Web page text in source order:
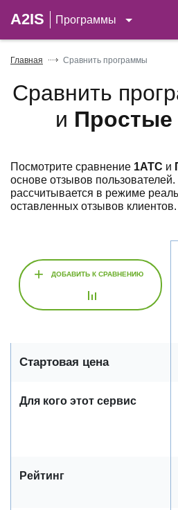
A2IS Программы
Главная Сравнить программы
Сравнить
и Простые
Посмотрите сравнение 1АТС и
основе отзывов
рассчитывается в режиме
оставленных отзывов клиентов.
+ ДОБАВИТЬ К СРАВНЕНИЮ
Стартовая цена
Для кого этот сервис
Рейтинг